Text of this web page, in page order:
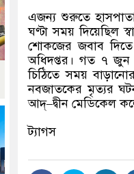
এজন্য শুরুতে
ঘণ্টা সময় দিয়েছিল
শোকজের জবাব
অধিদপ্তর। গত ৭ জুন
চিঠিতে সময়
নবজাতকের মৃত্যর
আদ্‌–দ্বীন মেডিকেল
ট্যাগস